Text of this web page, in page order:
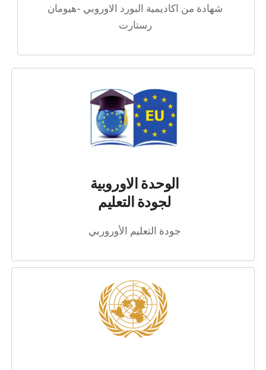
شهادة من اكاديمية البورد الاوروبي -هيومان
رستارت
الوحدة الاوروبية
لجودة التعليم
جودة التعليم الأوروربي